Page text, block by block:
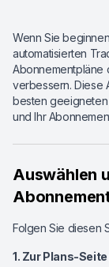
Wenn Sie
automatisierten
Abonnementpläne
verbessern. Diese
besten geeigneten
und Ihr
Auswählen
Folgen Sie diesen
1. Zur Plans-